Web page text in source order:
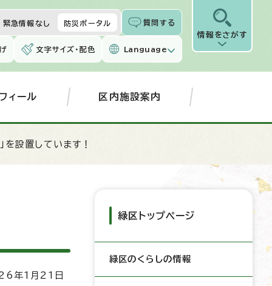
緊急情報なし 防災ポータル 質問する
文字サイズ・配色 Language
情報をさがす
ィール 区内施設案内
を設置しています！
年1月21日
緑区トップページ
緑区のくらしの情報